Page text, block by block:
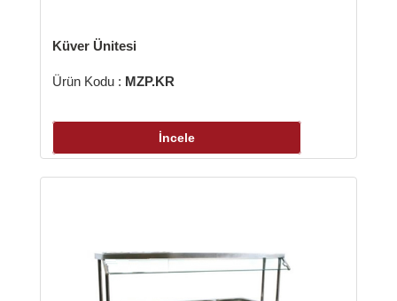
Küver Ünitesi
Ürün Kodu : MZP.KR
İncele